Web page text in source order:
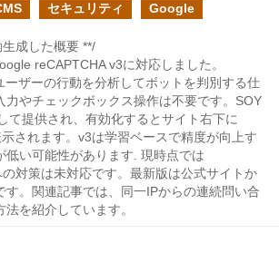
セキュリティ Google
生成した概要 **/
reCAPTCHA v3に対応しました。
ーザーの行動を分析してボットを判別する仕
力やチェックボックス操作は不要です。SOY
て提供され、有効化するとサイト右下に
されます。v3は学習ベースで精度が向上す
低い可能性があります. 現時点では
対策は未対応です。最新版は公式サイトか
す。関連記事では、同一IPからの連続問い合
を紹介しています。